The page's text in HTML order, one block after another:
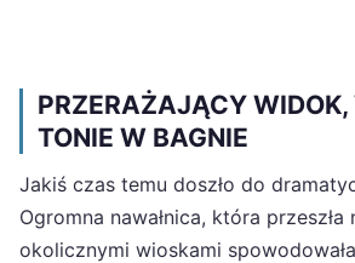
PRZERAŻAJĄCY
TONIE W BAGNIE
Jakiś czas temu doszło do
Ogromna nawałnica, która przeszła
okolicznymi wioskami spowodowała